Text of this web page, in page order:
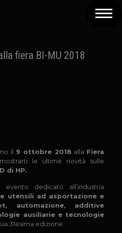
fiera BI-MU 2018
il 9 ottobre 2018 alla Fiera
le ultime novità sulle
di HP.
dedicato all’industria
utensili ad asportazione e
automazione, additive
ausiliarie e tecnologie
31esima edizione.